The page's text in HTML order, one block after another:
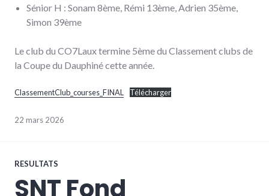
Sénior H : Sonam 8ème, Rémi 13ème, Adrien 35ème,
Simon 39ème
Le club du CO7Laux termine 5ème du Classement clubs de
la Coupe du Dauphiné cette année.
ClassementClub_courses_FINAL Télécharger
22 mars 2026
RESULTATS
SNT Fond